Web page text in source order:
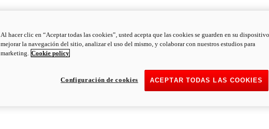
Al hacer clic en “Aceptar todas las cookies”, usted acepta que las cookies se guarden en su
mejorar la navegación del sitio, analizar el uso del mismo, y colaborar con nuestros estudios para
marketing. Cookie policy
ACEPTAR TODAS LAS COOKIES
Configuración de cookies